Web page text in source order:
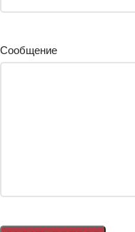
Сообщение